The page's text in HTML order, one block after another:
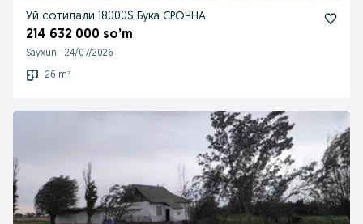
Уй сотилади 18000$ Бука СРОЧНА
214 632 000 so’m
Sayxun - 24/07/2026
26 m²